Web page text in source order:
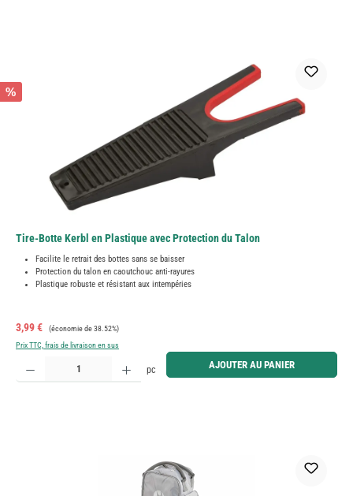
%
Tire-Botte Kerbl en Plastique avec Protection du Talon
Facilite le retrait des bottes sans se baisser
Protection du talon en caoutchouc anti-rayures
Plastique robuste et résistant aux intempéries
Prix de vente :
3,99 € Prix régulier :
(économie de 38.52%)
Prix TTC, frais de livraison en sus
Quantité de produit : Entrez la quantité souhaitée ou utilisez les boutons pour augmenter ou
pc AJOUTER AU PANIER